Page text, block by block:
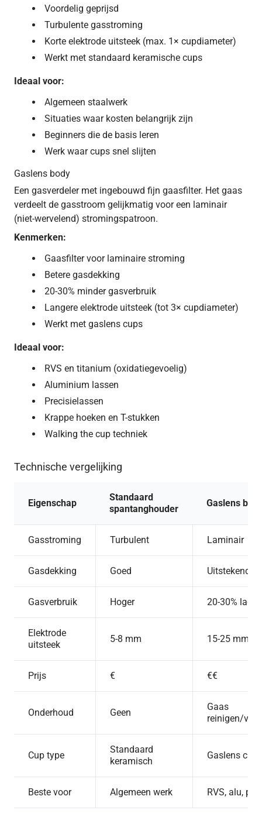
Voordelig geprijsd
Turbulente gasstroming
Korte elektrode uitsteek (max. 1× cupdiameter)
Werkt met standaard keramische cups
Ideaal voor:
Algemeen staalwerk
Situaties waar kosten belangrijk zijn
Beginners die de basis leren
Werk waar cups snel slijten
Gaslens body
Een gasverdeler met ingebouwd fijn gaasfilter. Het gaas
verdeelt de gasstroom gelijkmatig voor een laminair
(niet-wervelend) stromingspatroon.
Kenmerken:
Gaasfilter voor laminaire stroming
Betere gasdekking
20-30% minder gasverbruik
Langere elektrode uitsteek (tot 3× cupdiameter)
Werkt met gaslens cups
Ideaal voor:
RVS en titanium (oxidatiegevoelig)
Aluminium lassen
Precisielassen
Krappe hoeken en T-stukken
Walking the cup techniek
Technische vergelijking
Eigenschap
Standaard
spantanghouder
Gaslens
Gasstroming Turbulent Laminair
Gasdekking Goed Uitstekend
Gasverbruik Hoger 20-30% lager
Elektrode
uitsteek
5-8 mm 15-25 mm
Prijs € €€
Onderhoud Geen
Gaas
reinigen/
Cup type
Standaard
keramisch
Gaslens cups
Beste voor Algemeen werk RVS, alu,